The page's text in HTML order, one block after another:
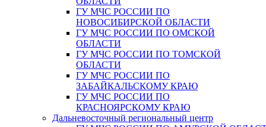
ГУ МЧС РОССИИ ПО
НОВОСИБИРСКОЙ ОБЛАСТИ
ГУ МЧС РОССИИ ПО ОМСКОЙ
ОБЛАСТИ
ГУ МЧС РОССИИ ПО ТОМСКОЙ
ОБЛАСТИ
ГУ МЧС РОССИИ ПО
ЗАБАЙКАЛЬСКОМУ КРАЮ
ГУ МЧС РОССИИ ПО
КРАСНОЯРСКОМУ КРАЮ
Дальневосточный региональный центр